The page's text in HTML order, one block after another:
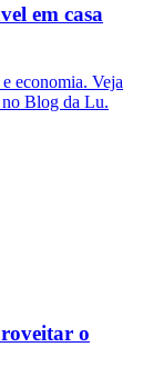
em casa
economia. Veja
Blog da Lu.
o